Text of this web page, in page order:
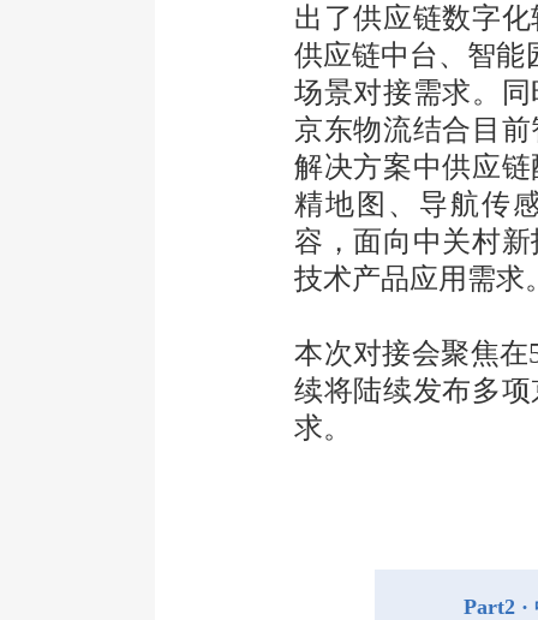
出了供应链数字
供应链中台、智能
场景对接需求。
京东物流结合目
解决方案中供应
精地图、导航传
容，面向中关村
技术产品应用需求
本次对接会聚焦
续将陆续发布多
求。
Part2 ·